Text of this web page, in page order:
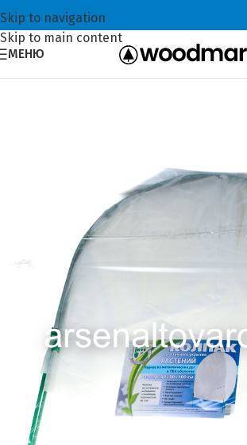
Skip to navigation
Skip to main content
МЕНЮ